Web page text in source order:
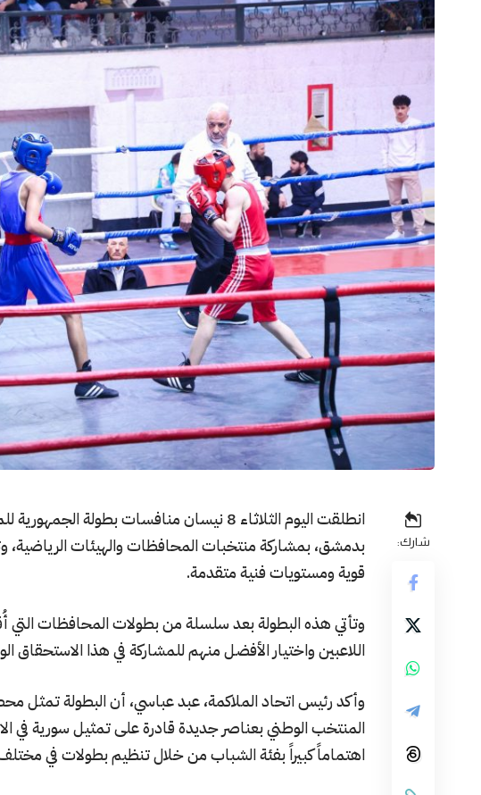
شارك:
انطلقت اليوم الثلاثاء 8 نيسان منافسات بطولة
قوية ومستويات فنية متقدمة.
وتأتي هذه البطولة بعد سلسلة من بطولات المحافظات التي
اللاعبين واختيار الأفضل منهم للمشاركة في هذا الاستحقاق
وأكد رئيس اتحاد الملاكمة، عبد عباسي، أن البطولة تمثل
المنتخب الوطني بعناصر جديدة قادرة على تمثيل سورية في
اهتماماً كبيراً بفئة الشباب من خلال تنظيم بطولات في